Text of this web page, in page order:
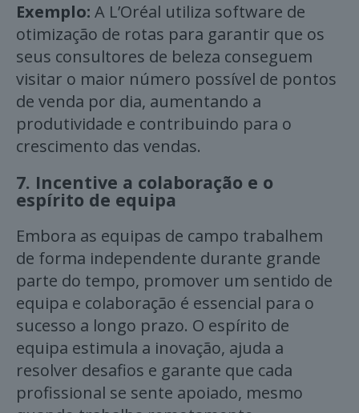
Exemplo: A L’Oréal utiliza software de
otimização de rotas para garantir que os
seus consultores de beleza conseguem
visitar o maior número possível de pontos
de venda por dia, aumentando a
produtividade e contribuindo para o
crescimento das vendas.
7. Incentive a colaboração e o
espírito de equipa
Embora as equipas de campo trabalhem
de forma independente durante grande
parte do tempo, promover um sentido de
equipa e colaboração é essencial para o
sucesso a longo prazo. O espírito de
equipa estimula a inovação, ajuda a
resolver desafios e garante que cada
profissional se sente apoiado, mesmo